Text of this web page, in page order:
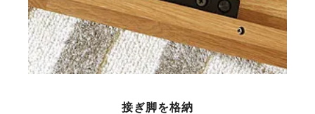
接ぎ脚を格納